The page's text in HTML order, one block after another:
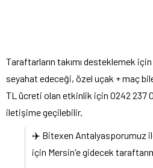
Taraftarların takımı desteklemek
seyahat edeceği, özel uçak + maç
TL ücreti olan etkinlik için 0242 237
iletişime geçilebilir.
✈️ Bitexen Antalyasporumuz
için Mersin'e gidecek